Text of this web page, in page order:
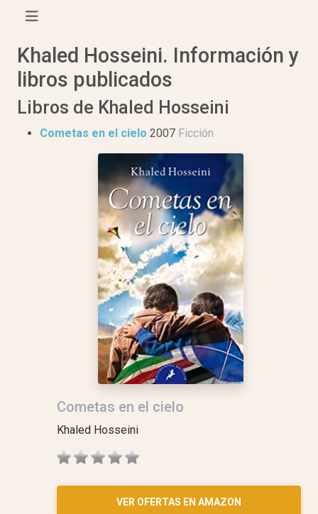
Khaled Hosseini. Información y
libros publicados
Libros de Khaled Hosseini
Cometas en el cielo 2007 Ficción
Cometas en el cielo
Khaled Hosseini
VER OFERTAS EN AMAZON